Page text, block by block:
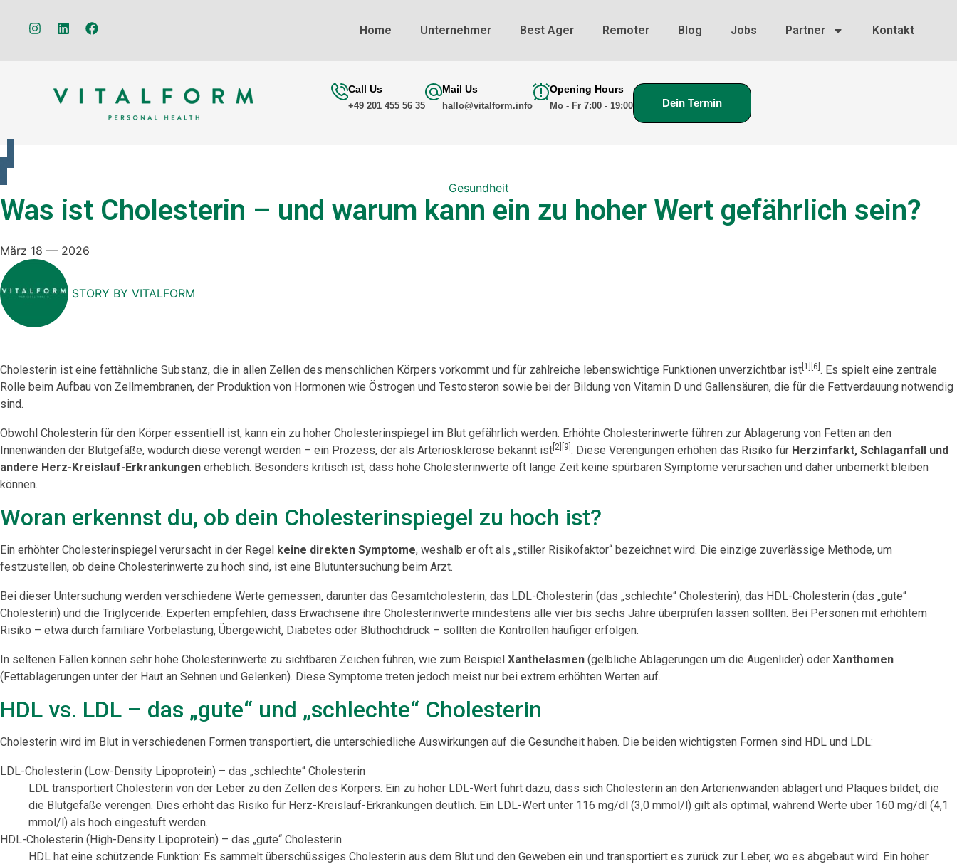
Home Unternehmer Best Ager Remoter Blog Jobs Partner Kontakt
Call Us
+49 201 455 56 35
Mail Us
hallo@vitalform.info
Opening Hours
Mo - Fr 7:00 - 19:00 Dein Termin
Gesundheit
Was ist Cholesterin – und warum kann ein zu hoher Wert gefährlich sein?
März 18 — 2026
STORY BY VITALFORM
Cholesterin ist eine fettähnliche Substanz, die in allen Zellen des menschlichen Körpers vorkommt und für zahlreiche lebenswichtige Funktionen unverzichtbar ist [1][6] . Es spielt eine zentrale
Rolle beim Aufbau von Zellmembranen, der Produktion von Hormonen wie Östrogen und Testosteron sowie bei der Bildung von Vitamin D und Gallensäuren, die für die Fettverdauung notwendig
sind.
Obwohl Cholesterin für den Körper essentiell ist, kann ein zu hoher Cholesterinspiegel im Blut gefährlich werden. Erhöhte Cholesterinwerte führen zur Ablagerung von Fetten an den
Innenwänden der Blutgefäße, wodurch diese verengt werden – ein Prozess, der als Arteriosklerose bekannt ist [2][9] . Diese Verengungen erhöhen das Risiko für Herzinfarkt, Schlaganfall und
andere Herz-Kreislauf-Erkrankungen erheblich. Besonders kritisch ist, dass hohe Cholesterinwerte oft lange Zeit keine spürbaren Symptome verursachen und daher unbemerkt bleiben
können.
Woran erkennst du, ob dein Cholesterinspiegel zu hoch ist?
Ein erhöhter Cholesterinspiegel verursacht in der Regel keine direkten Symptome, weshalb er oft als „stiller Risikofaktor“ bezeichnet wird. Die einzige zuverlässige Methode, um
festzustellen, ob deine Cholesterinwerte zu hoch sind, ist eine Blutuntersuchung beim Arzt.
Bei dieser Untersuchung werden verschiedene Werte gemessen, darunter das Gesamtcholesterin, das LDL-Cholesterin (das „schlechte“ Cholesterin), das HDL-Cholesterin (das „gute“
Cholesterin) und die Triglyceride. Experten empfehlen, dass Erwachsene ihre Cholesterinwerte mindestens alle vier bis sechs Jahre überprüfen lassen sollten. Bei Personen mit erhöhtem
Risiko – etwa durch familiäre Vorbelastung, Übergewicht, Diabetes oder Bluthochdruck – sollten die Kontrollen häufiger erfolgen.
In seltenen Fällen können sehr hohe Cholesterinwerte zu sichtbaren Zeichen führen, wie zum Beispiel Xanthelasmen (gelbliche Ablagerungen um die Augenlider) oder Xanthomen
(Fettablagerungen unter der Haut an Sehnen und Gelenken). Diese Symptome treten jedoch meist nur bei extrem erhöhten Werten auf.
HDL vs. LDL – das „gute“ und „schlechte“ Cholesterin
Cholesterin wird im Blut in verschiedenen Formen transportiert, die unterschiedliche Auswirkungen auf die Gesundheit haben. Die beiden wichtigsten Formen sind HDL und LDL:
LDL-Cholesterin (Low-Density Lipoprotein) – das „schlechte“ Cholesterin
LDL transportiert Cholesterin von der Leber zu den Zellen des Körpers. Ein zu hoher LDL-Wert führt dazu, dass sich Cholesterin an den Arterienwänden ablagert und Plaques bildet, die
die Blutgefäße verengen. Dies erhöht das Risiko für Herz-Kreislauf-Erkrankungen deutlich. Ein LDL-Wert unter 116 mg/dl (3,0 mmol/l) gilt als optimal, während Werte über 160 mg/dl (4,1
mmol/l) als hoch eingestuft werden.
HDL-Cholesterin (High-Density Lipoprotein) – das „gute“ Cholesterin
HDL hat eine schützende Funktion: Es sammelt überschüssiges Cholesterin aus dem Blut und den Geweben ein und transportiert es zurück zur Leber, wo es abgebaut wird. Ein hoher